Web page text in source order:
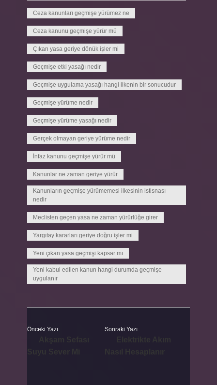
Ceza kanunları geçmişe yürümez ne
Ceza kanunu geçmişe yürür mü
Çıkan yasa geriye dönük işler mi
Geçmişe etki yasağı nedir
Geçmişe uygulama yasağı hangi ilkenin bir sonucudur
Geçmişe yürüme nedir
Geçmişe yürüme yasağı nedir
Gerçek olmayan geriye yürüme nedir
İnfaz kanunu geçmişe yürür mü
Kanunlar ne zaman geriye yürür
Kanunların geçmişe yürümemesi ilkesinin istisnası
nedir
Meclisten geçen yasa ne zaman yürürlüğe girer
Yargıtay kararları geriye doğru işler mi
Yeni çıkan yasa geçmişi kapsar mı
Yeni kabul edilen kanun hangi durumda geçmişe
uygulanır
Önceki Yazı Sonraki Yazı